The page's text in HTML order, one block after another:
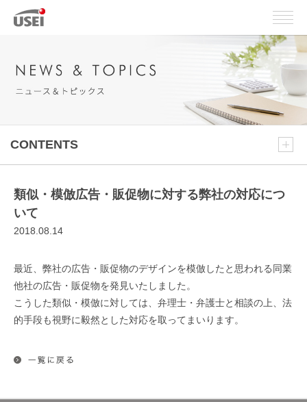
CONTENTS
類似・模倣広告・販促物に対する弊社の対応につ
いて
2018.08.14
最近、弊社の広告・販促物のデザインを模倣したと思われる同業
他社の広告・販促物を発見いたしました。
こうした類似・模倣に対しては、弁理士・弁護士と相談の上、法
的手段も視野に毅然とした対応を取ってまいります。